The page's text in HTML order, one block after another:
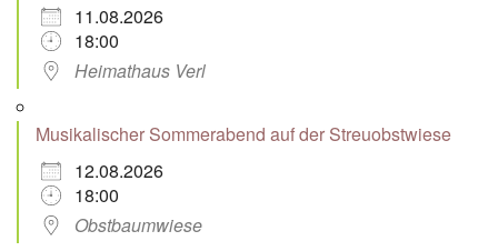
11.08.2026
18:00
Heimathaus Verl
Musikalischer Sommerabend auf der Streuobstwiese
12.08.2026
18:00
Obstbaumwiese